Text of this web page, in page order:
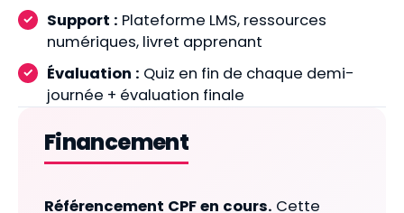
Support : Plateforme LMS, ressources
numériques, livret apprenant
Évaluation : Quiz en fin de chaque demi-
journée + évaluation finale
Financement
Référencement CPF en cours. Cette